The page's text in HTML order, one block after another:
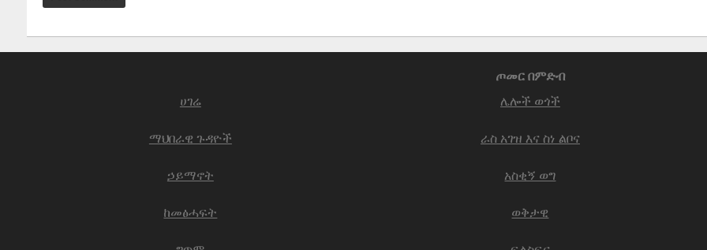
ጦመር በምድብ
ሀገሬ
ሌሎች ወጎች
ማህበራዊ ጉዳዮች ራስ አገዝ እና ስነ ልቦና
ኃይማኖት አስቂኝ ወግ
ከመፅሓፍት ወቅታዊ